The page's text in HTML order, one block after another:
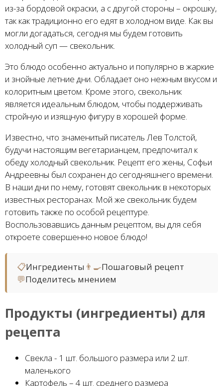
из-за бордовой окраски, а с другой стороны – окрошку,
так как традиционно его едят в холодном виде. Как вы
могли догадаться, сегодня мы будем готовить
холодный суп — свекольник.
Это блюдо особенно актуально и популярно в жаркие
и знойные летние дни. Обладает оно нежным вкусом и
колоритным цветом. Кроме этого, свекольник
является идеальным блюдом, чтобы поддерживать
стройную и изящную фигуру в хорошей форме.
Известно, что знаменитый писатель Лев Толстой,
будучи настоящим вегетарианцем, предпочитал к
обеду холодный свекольник. Рецепт его жены, Софьи
Андреевны был сохранен до сегодняшнего времени.
В наши дни по нему, готовят свекольник в некоторых
известных ресторанах. Мой же свекольник будем
готовить также по особой рецептуре.
Воспользовавшись данным рецептом, вы для себя
откроете совершенно новое блюдо!
📋Ингредиенты 👨‍🍳Пошаговый рецепт
💬Поделитесь мнением
Продукты (ингредиенты) для
рецепта
Свекла - 1 шт. большого размера или 2 шт.
маленького
Картофель – 4 шт. среднего размера